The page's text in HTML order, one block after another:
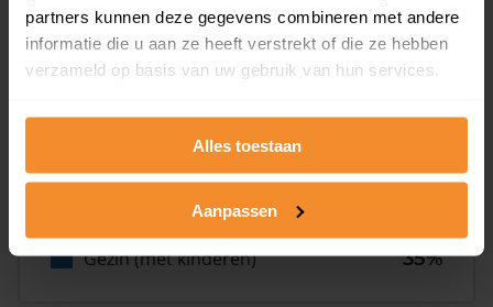
partners kunnen deze gegevens combineren met andere
informatie die u aan ze heeft verstrekt of die ze hebben
verzameld op basis van uw gebruik van hun services.
Alles toestaan
Aanpassen
Eénpersoons
30%
Stel (geen kinderen)
Gezin (met kinderen)
35%